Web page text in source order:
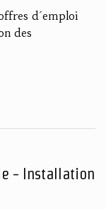
d´emploi
des
- Installation